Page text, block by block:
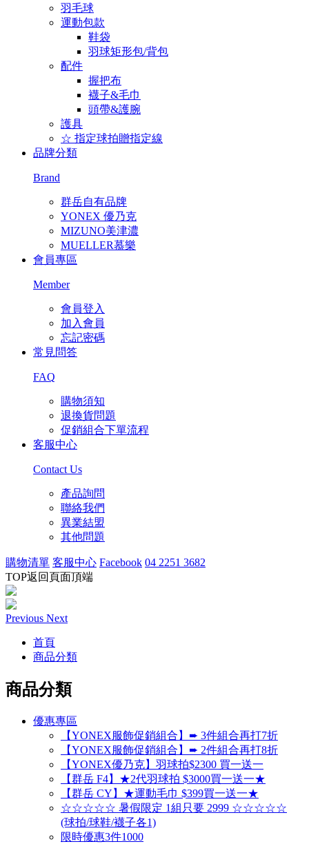
羽毛球
運動包款
鞋袋
羽球矩形包/背包
配件
握把布
襪子&毛巾
頭帶&護腕
護具
☆ 指定球拍贈指定線
品牌分類
Brand
群岳自有品牌
YONEX 優乃克
MIZUNO美津濃
MUELLER慕樂
會員專區
Member
會員登入
加入會員
忘記密碼
常見問答
FAQ
購物須知
退換貨問題
促銷組合下單流程
客服中心
Contact Us
產品詢問
聯絡我們
異業結盟
其他問題
購物清單 客服中心 Facebook 04 2251 3682
TOP返回頁面頂端
Previous Next
首頁
商品分類
商品分類
優惠專區
【YONEX服飾促銷組合】➨ 3件組合再打7折
【YONEX服飾促銷組合】➨ 2件組合再打8折
【YONEX優乃克】羽球拍$2300 買一送一
【群岳 F4】★2代羽球拍 $3000買一送一★
【群岳 CY】★運動毛巾 $399買一送一★
☆☆☆☆☆ 暑假限定 1組只要 2999 ☆☆☆☆☆
(球拍/球鞋/襪子各1)
限時優惠3件1000